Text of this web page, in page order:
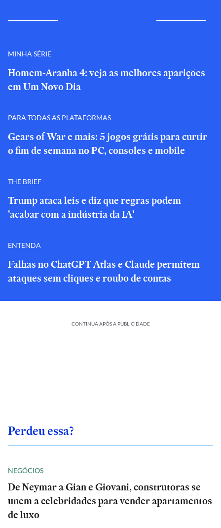
MINHA SÉRIE
Homem-Aranha 4: veja as melhores aparições
em Um Novo Dia
PARA TODAS AS PLATAFORMAS
Gears of War e mais: 5 jogos grátis para curtir
o fim de semana no PC, consoles e mobile
THE BRIEF
Trump ataca leis e diz que regras podem
'acabar com a indústria da IA'
ENTENDA
Falhas no ChatGPT Atlas e Claude permitem
ataques sem cliques e roubo de contas
CONTINUA APÓS A PUBLICIDADE
Perdeu essa?
NEGÓCIOS
De Neymar a Gian e Giovani, construtoras se
unem a celebridades para vender apartamentos
de luxo